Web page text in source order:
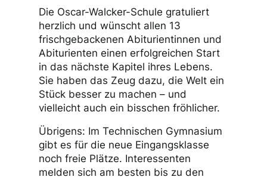
Die Oscar-Walcker-Schule gratuliert
herzlich und wünscht allen 13
frischgebackenen Abiturientinnen und
Abiturienten einen erfolgreichen Start
in das nächste Kapitel ihres Lebens.
Sie haben das Zeug dazu, die Welt ein
Stück besser zu machen – und
vielleicht auch ein bisschen fröhlicher.
Übrigens: Im Technischen Gymnasium
gibt es für die neue Eingangsklasse
noch freie Plätze. Interessenten
melden sich am besten bis zu den